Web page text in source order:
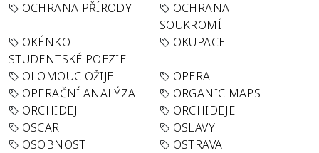
OCHRANA PŘÍRODY
OCHRANA
SOUKROMÍ
OKÉNKO
STUDENTSKÉ POEZIE
OKUPACE
OLOMOUC OŽIJE
OPERA
OPERAČNÍ ANALÝZA
ORGANIC MAPS
ORCHIDEJ
ORCHIDEJE
OSCAR
OSLAVY
OSOBNOST
OSTRAVA